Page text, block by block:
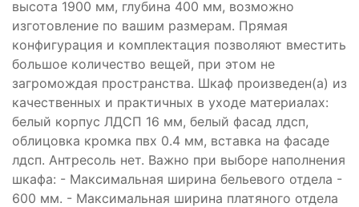
высота 1900 мм, глубина 400 мм, возможно
изготовление по вашим размерам. Прямая
конфигурация и комплектация позволяют вместить
большое количество вещей, при этом не
загромождая пространства. Шкаф произведен(а) из
качественных и практичных в уходе материалах:
белый корпус ЛДСП 16 мм, белый фасад лдсп,
облицовка кромка пвх 0.4 мм, вставка на фасаде
лдсп. Антресоль нет. Важно при выборе наполнения
шкафа: - Максимальная ширина бельевого отдела -
600 мм. - Максимальная ширина платяного отдела